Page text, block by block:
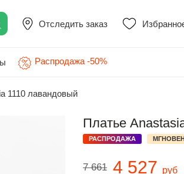
Отследить заказ
Распродажа -50%
1110 лавандовый
Платье
РАСПРОДАЖА
7 661 4 527 руб